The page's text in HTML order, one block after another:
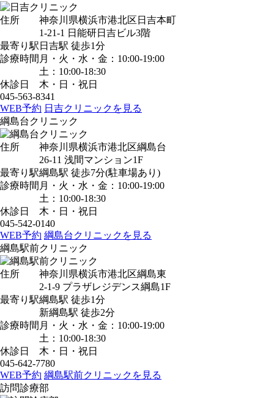
住所
神奈川県横浜市港北区日吉本町
1-21-1 日能研日吉ビル3階
最寄り駅 日吉駅 徒歩1分
診療時間 月・火・水・金：10:00-19:00
土：10:00-18:30
休診日
木・日・祝日
045-563-8341
WEB予約 日吉クリニックを見る
綱島台クリニック
住所
神奈川県横浜市港北区綱島台
26-11 浅間マンション1F
最寄り駅綱島駅 徒歩7分(駐車場あり)
診療時間 月・火・水・金：10:00-19:00
土：10:00-18:30
休診日
木・日・祝日
045-542-0140
WEB予約 綱島台クリニックを見る
綱島駅前クリニック
住所
神奈川県横浜市港北区綱島東
2-1-9 プラザレジデンス綱島1F
最寄り駅綱島駅 徒歩1分
新綱島駅 徒歩2分
診療時間 月・火・水・金：10:00-19:00
土：10:00-18:30
休診日
木・日・祝日
045-642-7780
WEB予約 綱島駅前クリニックを見る
訪問診療部